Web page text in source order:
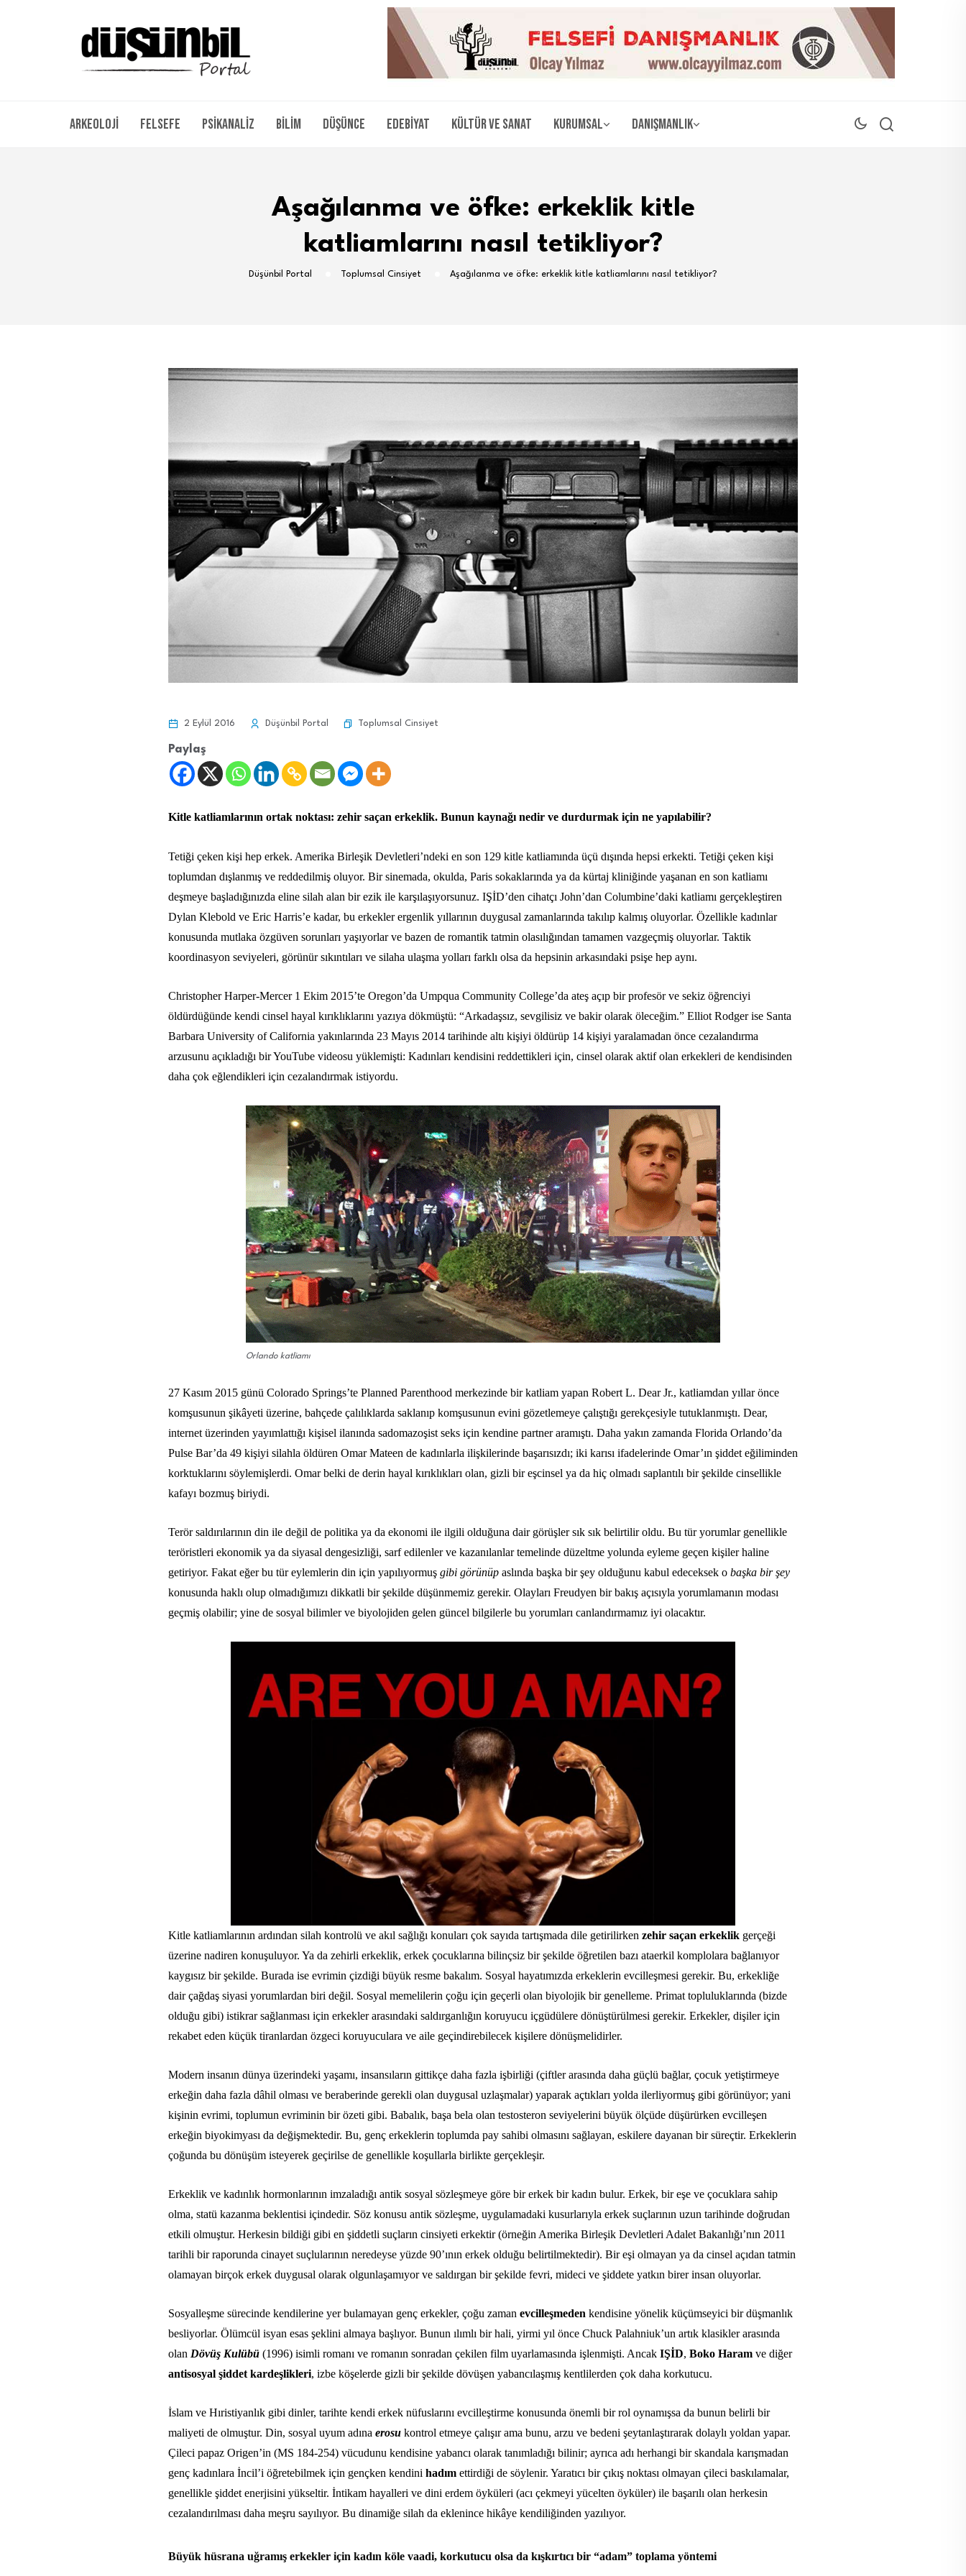
Arkeoloji Felsefe Psikanaliz Bilim Düşünce Edebiyat Kültür ve Sanat Kurumsal Danışmanlık
Aşağılanma ve öfke: erkeklik kitle
katliamlarını nasıl tetikliyor?
Düşünbil Portal Toplumsal Cinsiyet Aşağılanma ve öfke: erkeklik kitle katliamlarını nasıl tetikliyor?
2 Eylül 2016 Düşünbil Portal Toplumsal Cinsiyet
Paylaş
Kitle katliamlarının ortak noktası: zehir saçan erkeklik. Bunun kaynağı nedir ve durdurmak için ne yapılabilir?
Tetiği çeken kişi hep erkek. Amerika Birleşik Devletleri’ndeki en son 129 kitle katliamında üçü dışında hepsi erkekti. Tetiği çeken kişi
toplumdan dışlanmış ve reddedilmiş oluyor. Bir sinemada, okulda, Paris sokaklarında ya da kürtaj kliniğinde yaşanan en son katliamı
deşmeye başladığınızda eline silah alan bir ezik ile karşılaşıyorsunuz. IŞİD’den cihatçı John’dan Columbine’daki katliamı gerçekleştiren
Dylan Klebold ve Eric Harris’e kadar, bu erkekler ergenlik yıllarının duygusal zamanlarında takılıp kalmış oluyorlar. Özellikle kadınlar
konusunda mutlaka özgüven sorunları yaşıyorlar ve bazen de romantik tatmin olasılığından tamamen vazgeçmiş oluyorlar. Taktik
koordinasyon seviyeleri, görünür sıkıntıları ve silaha ulaşma yolları farklı olsa da hepsinin arkasındaki psişe hep aynı.
Christopher Harper-Mercer 1 Ekim 2015’te Oregon’da Umpqua Community College’da ateş açıp bir profesör ve sekiz öğrenciyi
öldürdüğünde kendi cinsel hayal kırıklıklarını yazıya dökmüştü: “Arkadaşsız, sevgilisiz ve bakir olarak öleceğim.” Elliot Rodger ise Santa
Barbara University of California yakınlarında 23 Mayıs 2014 tarihinde altı kişiyi öldürüp 14 kişiyi yaralamadan önce cezalandırma
arzusunu açıkladığı bir YouTube videosu yüklemişti: Kadınları kendisini reddettikleri için, cinsel olarak aktif olan erkekleri de kendisinden
daha çok eğlendikleri için cezalandırmak istiyordu.
Orlando katliamı
27 Kasım 2015 günü Colorado Springs’te Planned Parenthood merkezinde bir katliam yapan Robert L. Dear Jr., katliamdan yıllar önce
komşusunun şikâyeti üzerine, bahçede çalılıklarda saklanıp komşusunun evini gözetlemeye çalıştığı gerekçesiyle tutuklanmıştı. Dear,
internet üzerinden yayımlattığı kişisel ilanında sadomazoşist seks için kendine partner aramıştı. Daha yakın zamanda Florida Orlando’da
Pulse Bar’da 49 kişiyi silahla öldüren Omar Mateen de kadınlarla ilişkilerinde başarısızdı; iki karısı ifadelerinde Omar’ın şiddet eğiliminden
korktuklarını söylemişlerdi. Omar belki de derin hayal kırıklıkları olan, gizli bir eşcinsel ya da hiç olmadı saplantılı bir şekilde cinsellikle
kafayı bozmuş biriydi.
Terör saldırılarının din ile değil de politika ya da ekonomi ile ilgili olduğuna dair görüşler sık sık belirtilir oldu. Bu tür yorumlar genellikle
teröristleri ekonomik ya da siyasal dengesizliği, sarf edilenler ve kazanılanlar temelinde düzeltme yolunda eyleme geçen kişiler haline
getiriyor. Fakat eğer bu tür eylemlerin din için yapılıyormuş gibi görünüp aslında başka bir şey olduğunu kabul edeceksek o başka bir şey
konusunda haklı olup olmadığımızı dikkatli bir şekilde düşünmemiz gerekir. Olayları Freudyen bir bakış açısıyla yorumlamanın modası
geçmiş olabilir; yine de sosyal bilimler ve biyolojiden gelen güncel bilgilerle bu yorumları canlandırmamız iyi olacaktır.
Kitle katliamlarının ardından silah kontrolü ve akıl sağlığı konuları çok sayıda tartışmada dile getirilirken zehir saçan erkeklik gerçeği
üzerine nadiren konuşuluyor. Ya da zehirli erkeklik, erkek çocuklarına bilinçsiz bir şekilde öğretilen bazı ataerkil komplolara bağlanıyor
kaygısız bir şekilde. Burada ise evrimin çizdiği büyük resme bakalım. Sosyal hayatımızda erkeklerin evcilleşmesi gerekir. Bu, erkekliğe
dair çağdaş siyasi yorumlardan biri değil. Sosyal memelilerin çoğu için geçerli olan biyolojik bir genelleme. Primat topluluklarında (bizde
olduğu gibi) istikrar sağlanması için erkekler arasındaki saldırganlığın koruyucu içgüdülere dönüştürülmesi gerekir. Erkekler, dişiler için
rekabet eden küçük tiranlardan özgeci koruyuculara ve aile geçindirebilecek kişilere dönüşmelidirler.
Modern insanın dünya üzerindeki yaşamı, insansıların gittikçe daha fazla işbirliği (çiftler arasında daha güçlü bağlar, çocuk yetiştirmeye
erkeğin daha fazla dâhil olması ve beraberinde gerekli olan duygusal uzlaşmalar) yaparak açtıkları yolda ilerliyormuş gibi görünüyor; yani
kişinin evrimi, toplumun evriminin bir özeti gibi. Babalık, başa bela olan testosteron seviyelerini büyük ölçüde düşürürken evcilleşen
erkeğin biyokimyası da değişmektedir. Bu, genç erkeklerin toplumda pay sahibi olmasını sağlayan, eskilere dayanan bir süreçtir. Erkeklerin
çoğunda bu dönüşüm isteyerek geçirilse de genellikle koşullarla birlikte gerçekleşir.
Erkeklik ve kadınlık hormonlarının imzaladığı antik sosyal sözleşmeye göre bir erkek bir kadın bulur. Erkek, bir eşe ve çocuklara sahip
olma, statü kazanma beklentisi içindedir. Söz konusu antik sözleşme, uygulamadaki kusurlarıyla erkek suçlarının uzun tarihinde doğrudan
etkili olmuştur. Herkesin bildiği gibi en şiddetli suçların cinsiyeti erkektir (örneğin Amerika Birleşik Devletleri Adalet Bakanlığı’nın 2011
tarihli bir raporunda cinayet suçlularının neredeyse yüzde 90’ının erkek olduğu belirtilmektedir). Bir eşi olmayan ya da cinsel açıdan tatmin
olamayan birçok erkek duygusal olarak olgunlaşamıyor ve saldırgan bir şekilde fevri, mideci ve şiddete yatkın birer insan oluyorlar.
Sosyalleşme sürecinde kendilerine yer bulamayan genç erkekler, çoğu zaman evcilleşmeden kendisine yönelik küçümseyici bir düşmanlık
besliyorlar. Ölümcül isyan esas şeklini almaya başlıyor. Bunun ılımlı bir hali, yirmi yıl önce Chuck Palahniuk’un artık klasikler arasında
olan Dövüş Kulübü (1996) isimli romanı ve romanın sonradan çekilen film uyarlamasında işlenmişti. Ancak IŞİD, Boko Haram ve diğer
antisosyal şiddet kardeşlikleri, izbe köşelerde gizli bir şekilde dövüşen yabancılaşmış kentlilerden çok daha korkutucu.
İslam ve Hıristiyanlık gibi dinler, tarihte kendi erkek nüfuslarını evcilleştirme konusunda önemli bir rol oynamışsa da bunun belirli bir
maliyeti de olmuştur. Din, sosyal uyum adına erosu kontrol etmeye çalışır ama bunu, arzu ve bedeni şeytanlaştırarak dolaylı yoldan yapar.
Çileci papaz Origen’in (MS 184-254) vücudunu kendisine yabancı olarak tanımladığı bilinir; ayrıca adı herhangi bir skandala karışmadan
genç kadınlara İncil’i öğretebilmek için gençken kendini hadım ettirdiği de söylenir. Yaratıcı bir çıkış noktası olmayan çileci baskılamalar,
genellikle şiddet enerjisini yükseltir. İntikam hayalleri ve dini erdem öyküleri (acı çekmeyi yücelten öyküler) ile başarılı olan herkesin
cezalandırılması daha meşru sayılıyor. Bu dinamiğe silah da eklenince hikâye kendiliğinden yazılıyor.
Büyük hüsrana uğramış erkekler için kadın köle vaadi, korkutucu olsa da kışkırtıcı bir “adam” toplama yöntemi